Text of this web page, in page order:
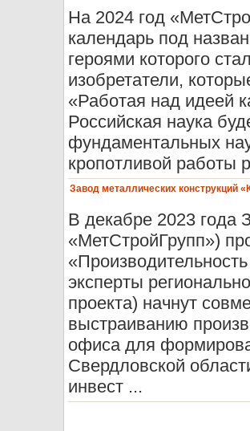
На 2024 год
календарь под
героями которого
изобретатели,
«Работая над идеей
Российская наука
фундаментальных
кропотливой работы
Завод металлических конструкций
В декабре 2023 года
«МетСтройГрупп»)
эксперты
проекта) начнут
выстраиванию
офиса для
Свердловской
инвест ...